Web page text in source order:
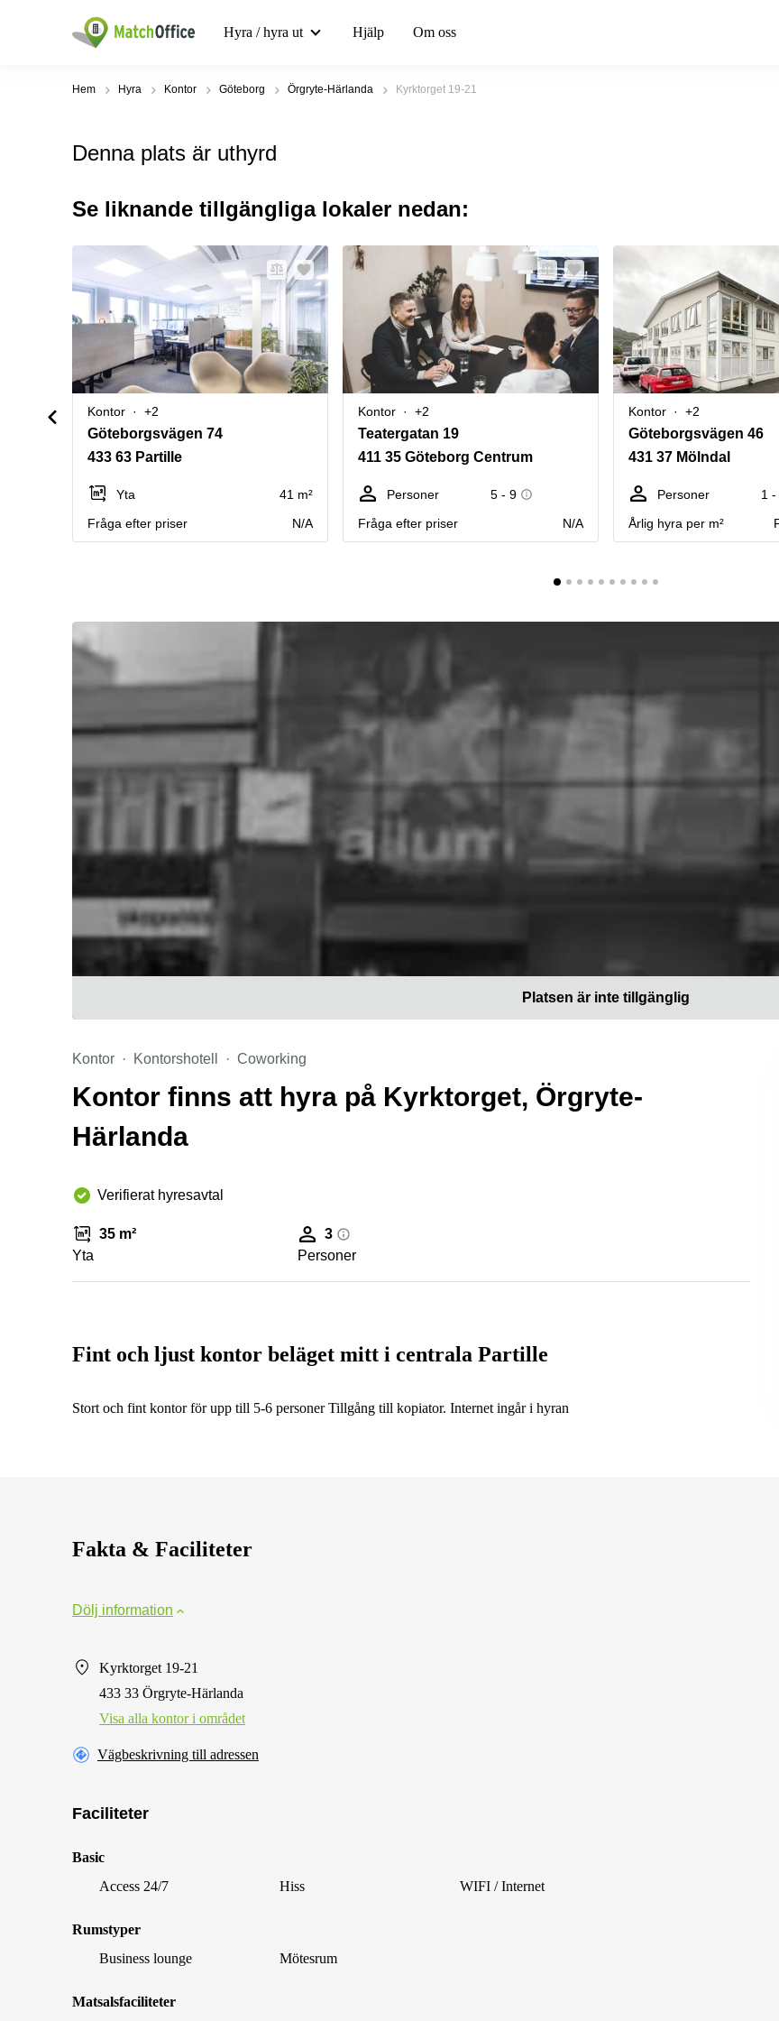
Hyra / hyra ut Hjälp Om oss
Hem Hyra Kontor Göteborg Örgryte-Härlanda Kyrktorget 19-21
Denna plats är uthyrd
Se liknande tillgängliga lokaler nedan:
Kontor +2
Göteborgsvägen 74
433 63 Partille
Yta
41 m²
Fråga efter priser
N/A
Kontor +2
Teatergatan 19
411 35 Göteborg Centrum
Personer
5 - 9
Fråga efter priser
N/A
Kontor +2
Göteborgsvägen 46
431 37 Mölndal
Personer
1 -
Årlig hyra per m²
Platsen är inte tillgänglig
Kontor Kontorshotell Coworking
Kontor finns att hyra på Kyrktorget, Örgryte-
Härlanda
Verifierat hyresavtal
35 m²
Yta
3
Personer
Fint och ljust kontor beläget mitt i centrala Partille
Stort och fint kontor för upp till 5-6 personer Tillgång till kopiator. Internet ingår i hyran
Fakta & Faciliteter
Dölj information
Kyrktorget 19-21
433 33 Örgryte-Härlanda
Visa alla kontor i området
Vägbeskrivning till adressen
Faciliteter
Basic
Access 24/7
Hiss WIFI / Internet
Rumstyper
Business lounge
Mötesrum
Matsalsfaciliteter